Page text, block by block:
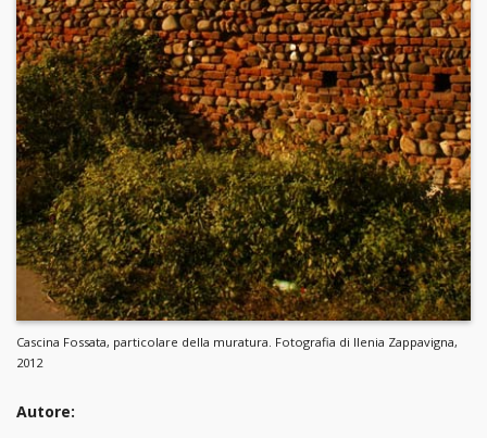
Cascina Fossata, particolare della muratura. Fotografia di Ilenia Zappavigna,
2012
Autore: